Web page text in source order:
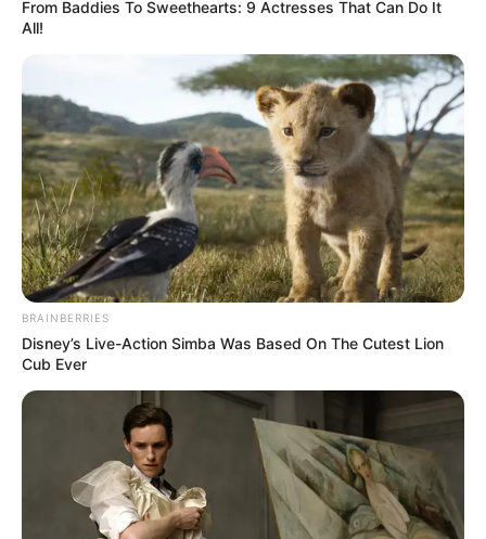
From Baddies To Sweethearts: 9 Actresses That Can Do It
All!
BRAINBERRIES
Disney’s Live-Action Simba Was Based On The Cutest Lion
Cub Ever